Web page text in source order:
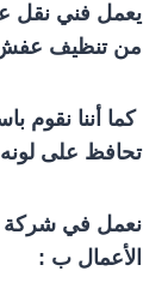
يعمل فني نقل
من تنظيف عفش ،
كما أننا نقوم
تحافظ على
نعمل في شركة
الأعمال ب :